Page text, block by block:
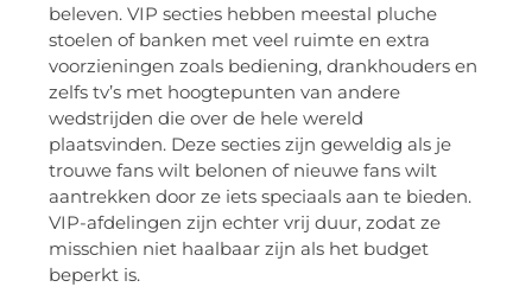
beleven. VIP secties hebben meestal pluche
stoelen of banken met veel ruimte en extra
voorzieningen zoals bediening, drankhouders en
zelfs tv’s met hoogtepunten van andere
wedstrijden die over de hele wereld
plaatsvinden. Deze secties zijn geweldig als je
trouwe fans wilt belonen of nieuwe fans wilt
aantrekken door ze iets speciaals aan te bieden.
VIP-afdelingen zijn echter vrij duur, zodat ze
misschien niet haalbaar zijn als het budget
beperkt is.